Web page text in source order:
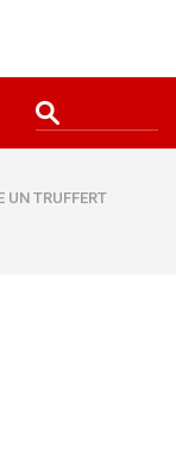
UN TRUFFERT